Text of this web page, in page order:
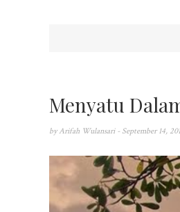
Menyatu
by Arifah Wulansari - September 14,